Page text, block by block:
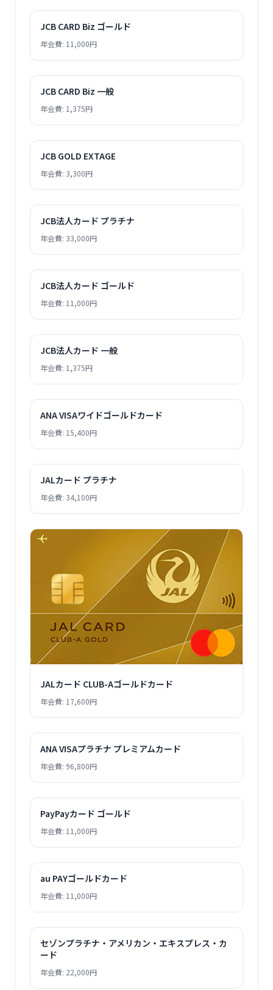
JCB CARD Biz ゴールド
年会費: 11,000円
JCB CARD Biz 一般
年会費: 1,375円
JCB GOLD EXTAGE
年会費: 3,300円
JCB法人カード プラチナ
年会費: 33,000円
JCB法人カード ゴールド
年会費: 11,000円
JCB法人カード 一般
年会費: 1,375円
ANA VISAワイドゴールドカード
年会費: 15,400円
JALカード プラチナ
年会費: 34,100円
JALカード CLUB-Aゴールドカード
年会費: 17,600円
ANA VISAプラチナ プレミアムカード
年会費: 96,800円
PayPayカード ゴールド
年会費: 11,000円
au PAYゴールドカード
年会費: 11,000円
セゾンプラチナ・アメリカン・エキスプレス・カ
ード
年会費: 22,000円